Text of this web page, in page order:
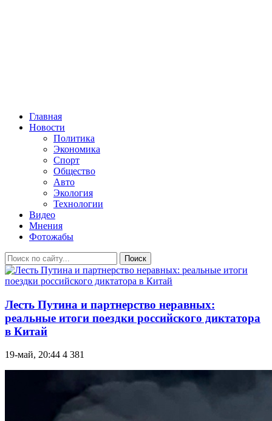
Главная
Новости
Политика
Экономика
Спорт
Общество
Авто
Экология
Технологии
Видео
Мнения
Фотожабы
Поиск
Лесть Путина и партнерство неравных:
реальные итоги поездки российского диктатора
в Китай
19-май, 20:44 4 381